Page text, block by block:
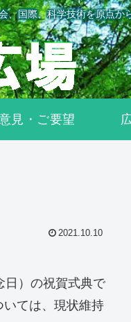
、国際、科学技術を原点か
見・ご要望
2021.10.10
日）の祝賀式典で
ては、現状維持